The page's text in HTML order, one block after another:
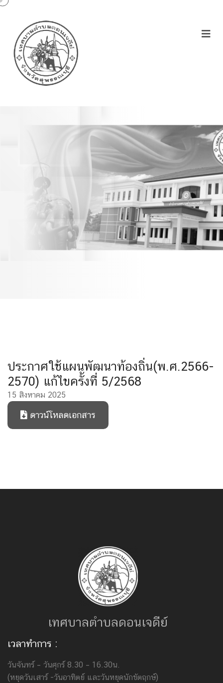
ประกาศใช้แผนพัฒนาท้อง
ถิ่น(พ.ศ.2566-2570) แก้ไข
ครั้งที่ 5/2568
ประกาศใช้แผนพัฒนาท้องถิ่น(พ.ศ.2566-
2570) แก้ไขครั้งที่ 5/2568
15 สิงหาคม 2025
ดาวน์โหลดเอกสาร
เทศบาลตำบลดอนเจดีย์
เวลาทำการ :
วันจันทร์ – วันศุกร์ 8.30 – 16.30น.
(หยุดวันเสาร์ -วันอาทิตย์ และวันหยุดนักขัตฤกษ์)